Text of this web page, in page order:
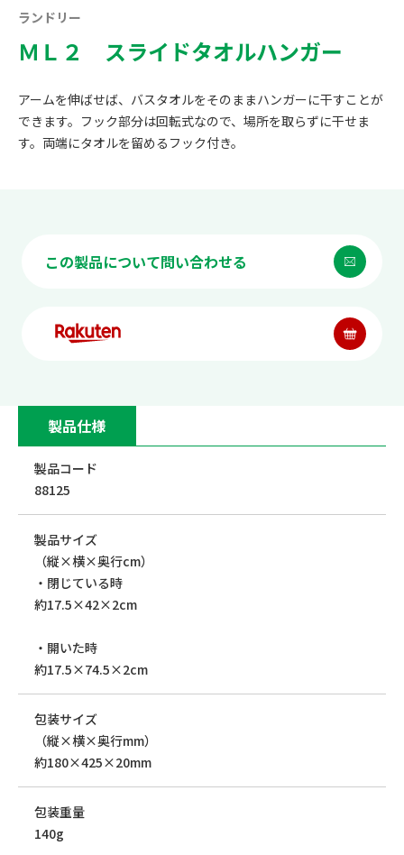
ランドリー
ＭＬ２ スライドタオルハンガー
アームを伸ばせば、バスタオルをそのままハンガーに干すことが
できます。フック部分は回転式なので、場所を取らずに干せま
す。両端にタオルを留めるフック付き。
製品仕様
製品コード
88125
製品サイズ
（縦×横×奥行cm）
・閉じている時
約17.5×42×2cm
・開いた時
約17.5×74.5×2cm
包装サイズ
（縦×横×奥行mm）
約180×425×20mm
包装重量
140g
この製品について問い合わせる